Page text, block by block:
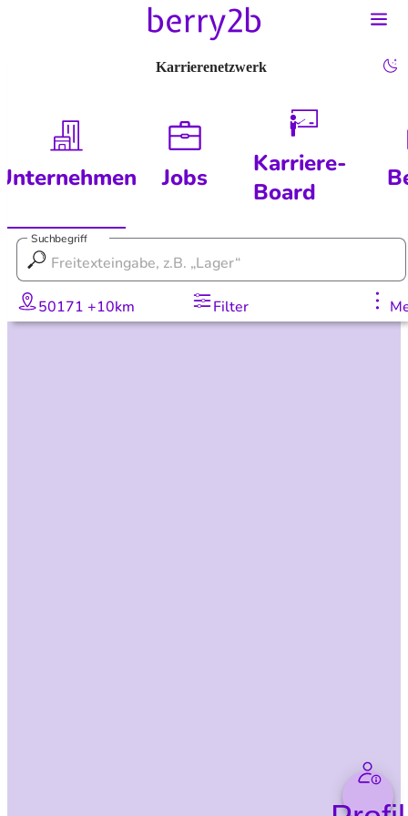
Karrierenetzwerk
Jobs
Karriere-
Board
Suchbegriff
50171 +10km Filter